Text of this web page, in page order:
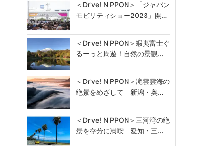
＜Drive! NIPPON＞「ジャパン
モビリティショー2023」開…
＜Drive! NIPPON＞蝦夷富士ぐ
るーっと周遊！自然の景観…
＜Drive! NIPPON＞滝雲雲海の
絶景をめざして 新潟・奥…
＜Drive! NIPPON＞三河湾の絶
景を存分に満喫！愛知・三…